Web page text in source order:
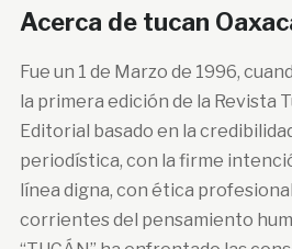
Acerca de tucan
Fue un 1 de Marzo de 1996,
la primera edición de la Revista
Editorial basado en la
periodística, con la firme
línea digna, con ética
corrientes del pensamiento